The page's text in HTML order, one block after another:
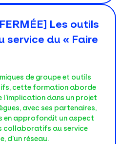
du « Faire
cette formation aborde
l’implication dans un projet
avec ses partenaires,
en approfondit un aspect
collaboratifs au service
d’un réseau.